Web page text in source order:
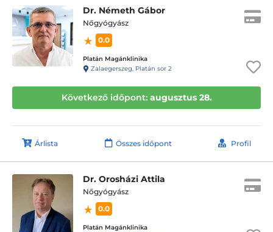
Dr. Németh Gábor
Nőgyógyász
0.0
Platán Magánklinika
Zalaegerszeg, Platán sor 2
Következő időpont: augusztus 28.
Árlista Összes időpont Profil
Dr. Orosházi Attila
Nőgyógyász
0.0
Platán Magánklinika